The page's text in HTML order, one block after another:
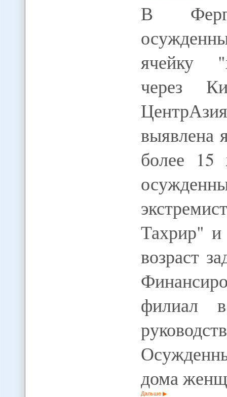
В
ячейку
через
выявлена
более 15
Тахрир"
возраст
филиал
дома
Дальше